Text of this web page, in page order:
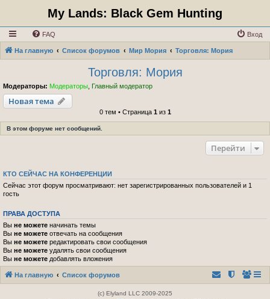
My Lands: Black Gem Hunting
FAQ Вход
На главную Список форумов Мир Мория Торговля: Мория
Торговля: Мория
Модераторы: Модераторы Главный модератор
Новая тема
0 тем • Страница 1из 1
В этом форуме нет сообщений.
Перейти
КТО СЕЙЧАС НА КОНФЕРЕНЦИИ
Сейчас этот форум просматривают: нет зарегистрированных пользователей и 1
гость
ПРАВА ДОСТУПА
Вы не можете начинать темы
Вы не можете отвечать на сообщения
Вы не можете редактировать свои сообщения
Вы не можете удалять свои сообщения
Вы не можете добавлять вложения
На главную Список форумов
(c) Elyland LLC 2009-2025